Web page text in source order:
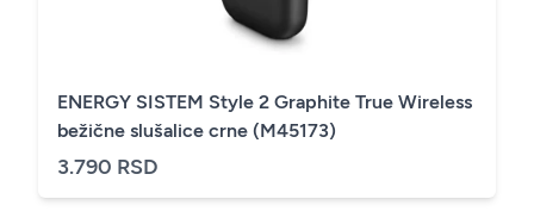
ENERGY SISTEM Style 2 Graphite True Wireless
bežične slušalice crne (M45173)
3.790 RSD